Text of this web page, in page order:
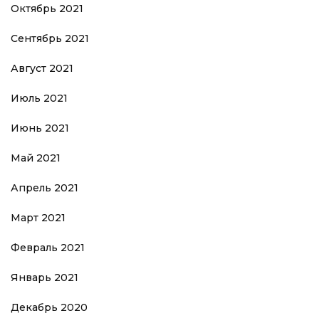
Октябрь 2021
Сентябрь 2021
Август 2021
Июль 2021
Июнь 2021
Май 2021
Апрель 2021
Март 2021
Февраль 2021
Январь 2021
Декабрь 2020